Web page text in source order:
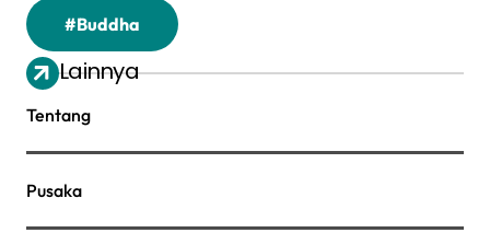
#Buddha
Lainnya
Tentang
Pusaka